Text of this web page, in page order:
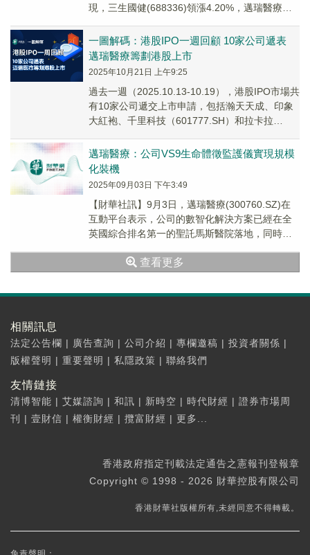
現，三生國健(688336)領漲4.20%，邁瑞醫療
一圖解碼：港股IPO一週回顧 10家公司遞表
邁瑞醫療籌劃港股上市
2025年10月21日 上午9:25
過去一週（2025.10.13-10.19），港股IPO市場共
有10家公司遞交上市申請，包括瀚天天成、印象
大紅袍、千里科技（601777.SH）和拉卡拉
邁瑞醫療：公司VS9生命體徵監護儀實現規模
化裝機
2025年09月03日 下午3:49
【財華社訊】9月3日，邁瑞醫療(300760.SZ)在
互動平台表示，公司的數智化解決方案已經在全
英國綜合排名第一的聖託馬斯醫院落地，同時，
查看更多
相關訊息
法定公告欄 | 廣告查詢 | 公司介紹 | 專欄邀稿 | 投資者關係 |
版權聲明 | 重要聲明 | 私隱政策 | 聯絡我們
友情鏈接
清博智能 | 艾媒諮詢 | 和訊 | 新時空 | 時代財經 | 證券市場周
刊
| 壹財信 | 權衡財經 | 攬富財經 | 更多...
香港政府指定刊載法定通告之憲報刊登報章
Copyright © 1998 - 2026 財華控股有限公司
香港財華社版權所有,未經同意不得轉載。